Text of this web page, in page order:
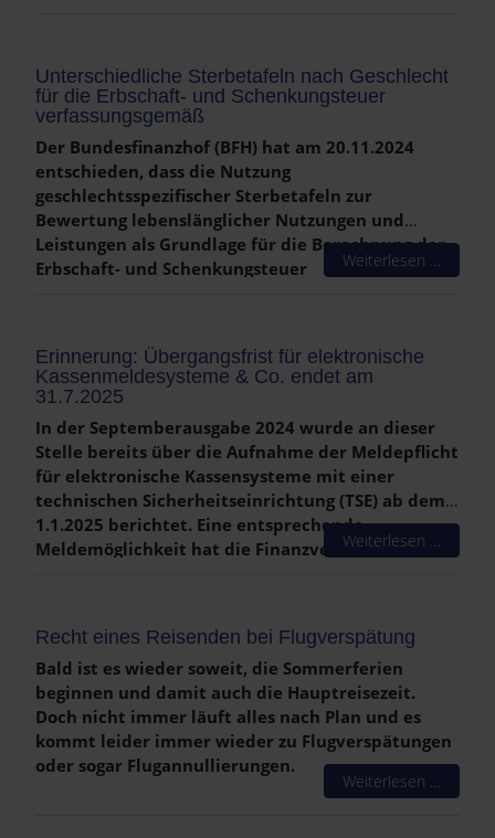
Arbeit im Homeoffice Berufs- und Familienleben
zu vereinbaren sucht.
Unterschiedliche Sterbetafeln nach Geschlecht
für die Erbschaft- und Schenkungsteuer
verfassungsgemäß
Der Bundesfinanzhof (BFH) hat am 20.11.2024
entschieden, dass die Nutzung
geschlechtsspezifischer Sterbetafeln zur
Bewertung lebenslänglicher Nutzungen und
Leistungen als Grundlage für die Berechnung der
Erbschaft- und Schenkungsteuer
lebenslanges Nießbrauchsrecht vorbehielt. Das
Finanzamt minderte die Schenkungssteuer
Nießbrauchs, der auf Basis der Lebenserwartung
des Vaters mit einem geschlechtsspezifischen
Vervielfältiger berechnet wurde.
Weiterlesen …
Erinnerung: Übergangsfrist für elektronische
Kassenmeldesysteme & Co. endet am
31.7.2025
In der Septemberausgabe 2024 wurde an dieser
Stelle bereits über die Aufnahme der Meldepflicht
für elektronische Kassensysteme mit einer
technischen Sicherheitseinrichtung (TSE) ab dem
1.1.2025 berichtet. Eine entsprechende
Meldemöglichkeit hat die Finanzverwaltung
jede Betriebsstätte getrennt innerhalb eines
Monats nach Anschaffung, Leasingbeginn bzw. -
ende oder Außerbetriebnahme.
Weiterlesen …
Recht eines Reisenden bei Flugverspätung
Bald ist es wieder soweit, die Sommerferien
beginnen und damit auch die Hauptreisezeit.
Doch nicht immer läuft alles nach Plan und es
kommt leider immer wieder zu Flugverspätungen
oder sogar Flugannullierungen.
Weiterlesen …